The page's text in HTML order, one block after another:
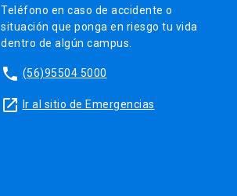
Teléfono en caso de accidente o
situación que ponga en riesgo tu vida
dentro de algún campus.
phone (56)95504 5000
launch Ir al sitio de Emergencias